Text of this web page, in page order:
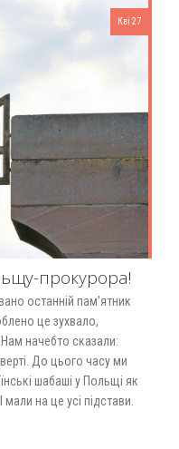
Кві 27
прокурора!
останній пам’ятник
це зухвало,
начебто сказали:
До цього часу ми
шабаші у Польщі як
на це усі підстави.